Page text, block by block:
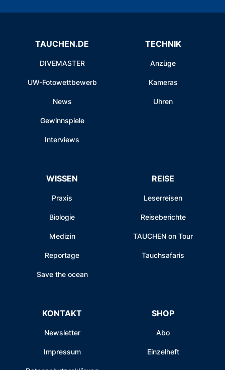
TAUCHEN.DE
DIVEMASTER
UW-Fotowettbewerb
News
Gewinnspiele
Interviews
TECHNIK
Anzüge
Kameras
Uhren
WISSEN
Praxis
Biologie
Medizin
Reportage
Save the ocean
REISE
Leserreisen
Reiseberichte
TAUCHEN on Tour
Tauchsafaris
KONTAKT
Newsletter
Impressum
SHOP
Abo
Einzelheft